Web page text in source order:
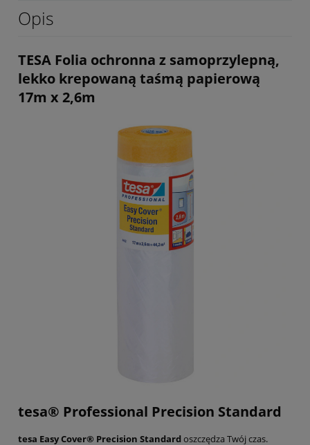
Opis
TESA Folia ochronna z samoprzylepną,
lekko krepowaną taśmą papierową
17m x 2,6m
tesa® Professional Precision Standard
tesa Easy Cover® Precision Standardoszczędza Twój czas.